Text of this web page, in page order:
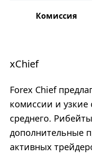
Комиссия
xChief
Forex Chief
комиссии и
среднего.
дополнительные
активных